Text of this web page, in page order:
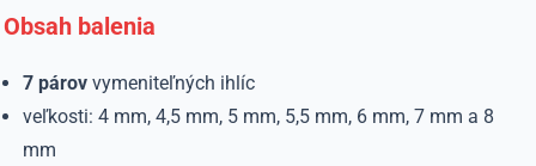
Obsah balenia
7 párov vymeniteľných ihlíc
veľkosti: 4 mm, 4,5 mm, 5 mm, 5,5 mm, 6 mm, 7 mm a 8
mm